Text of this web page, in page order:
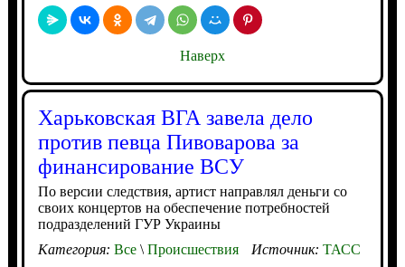
Наверх
Харьковская ВГА завела дело
против певца Пивоварова за
финансирование ВСУ
По версии следствия, артист направлял деньги со
своих концертов на обеспечение потребностей
подразделений ГУР Украины
Категория: Все\Происшествия Источник: ТАСС